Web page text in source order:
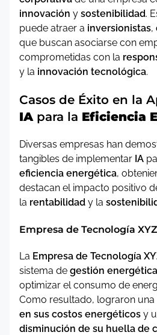
innovación y sostenibilidad.
puede atraer a inversionistas,
que buscan asociarse con
comprometidas con la
y la innovación tecnológica.
Casos de Éxito en la
IApara la Eficiencia
Diversas empresas han
tangibles de implementar IA
eficiencia energética,
destacan el impacto positivo
la rentabilidad y la
Empresa de Tecnología XYZ
La Empresa de Tecnología
sistema de gestión
optimizar el consumo de
Como resultado, lograron una
en sus costos energéticos y
disminución de su huella de